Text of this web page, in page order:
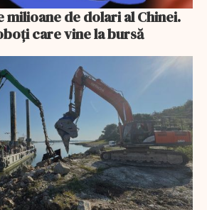
milioane de dolari al Chinei.
care vine la bursă